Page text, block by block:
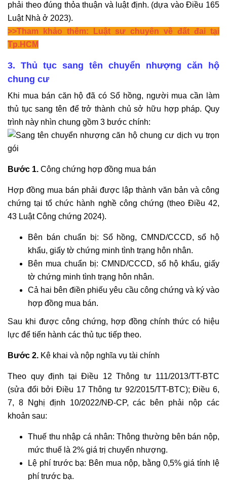
phải theo đúng thỏa thuận và luật định. (dựa vào Điều 165
Luật Nhà ở 2023).
>>Tham khảo thêm:
Luật sư chuyên về đất đai tại
Tp.HCM
3. Thủ tục sang tên chuyển nhượng căn hộ
chung cư
Khi mua bán căn hộ đã có Sổ hồng, người mua cần làm
thủ tục sang tên để trở thành chủ sở hữu hợp pháp. Quy
trình này nhìn chung gồm 3 bước chính:
Bước 1. Công chứng hợp đồng mua bán
Hợp đồng mua bán phải được lập thành văn bản và công
chứng tại tổ chức hành nghề công chứng (theo Điều 42,
43 Luật Công chứng 2024).
Bên bán chuẩn bị: Sổ hồng, CMND/CCCD, sổ hộ
khẩu, giấy tờ chứng minh tình trạng hôn nhân.
Bên mua chuẩn bị: CMND/CCCD, sổ hộ khẩu, giấy
tờ chứng minh tình trạng hôn nhân.
Cả hai bên điền phiếu yêu cầu công chứng và ký vào
hợp đồng mua bán.
Sau khi được công chứng, hợp đồng chính thức có hiệu
lực để tiến hành các thủ tục tiếp theo.
Bước 2. Kê khai và nộp nghĩa vụ tài chính
Theo quy định tại Điều 12 Thông tư 111/2013/TT-BTC
(sửa đổi bởi Điều 17 Thông tư 92/2015/TT-BTC); Điều 6,
7, 8 Nghị định 10/2022/NĐ-CP, các bên phải nộp các
khoản sau:
Thuế thu nhập cá nhân: Thông thường bên bán nộp,
mức thuế là 2% giá trị chuyển nhượng.
Lệ phí trước bạ: Bên mua nộp, bằng 0,5% giá tính lệ
phí trước bạ.